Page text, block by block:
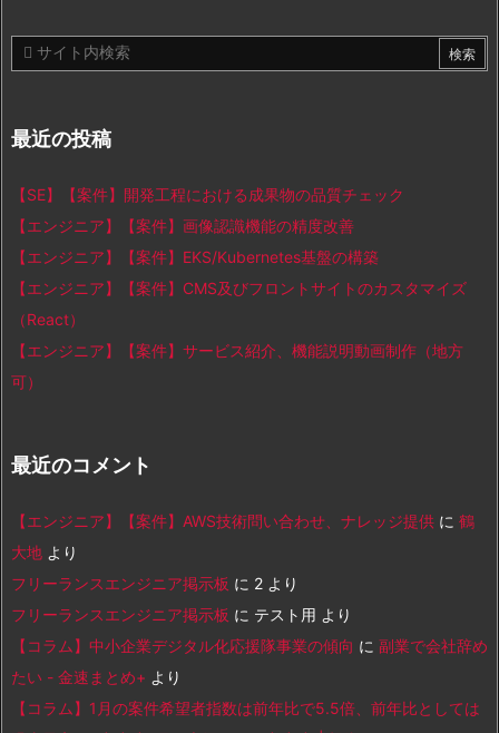
最近の投稿
【SE】【案件】開発工程における成果物の品質チェック
【エンジニア】【案件】画像認識機能の精度改善
【エンジニア】【案件】EKS/Kubernetes基盤の構築
【エンジニア】【案件】CMS及びフロントサイトのカスタマイズ
（React）
【エンジニア】【案件】サービス紹介、機能説明動画制作（地方
可）
最近のコメント
【エンジニア】【案件】AWS技術問い合わせ、ナレッジ提供 に 鶴
大地 より
フリーランスエンジニア掲示板 に 2 より
フリーランスエンジニア掲示板 に テスト用 より
【コラム】中小企業デジタル化応援隊事業の傾向 に 副業で会社辞め
たい - 金速まとめ+ より
【コラム】1月の案件希望者指数は前年比で5.5倍、前年比としては